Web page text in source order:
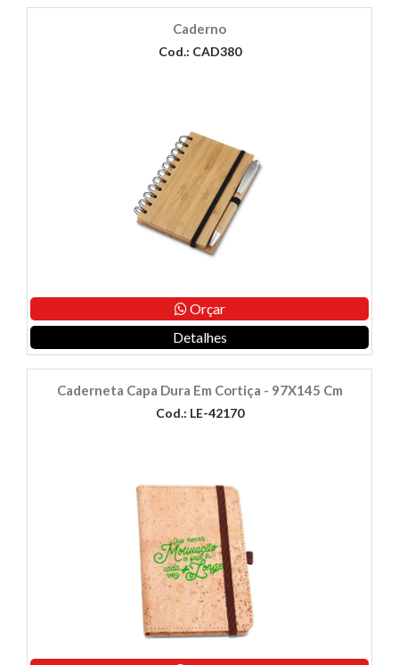
Caderno
Cod.: CAD380
Orçar
Detalhes
Caderneta Capa Dura Em Cortiça - 97X145 Cm
Cod.: LE-42170